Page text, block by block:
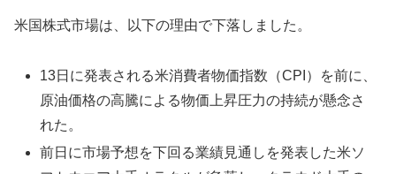
米国株式市場は、以下の理由で下落しました。
13日に発表される米消費者物価指数（CPI）を前に、
原油価格の高騰による物価上昇圧力の持続が懸念さ
れた。
前日に市場予想を下回る業績見通しを発表した米ソ